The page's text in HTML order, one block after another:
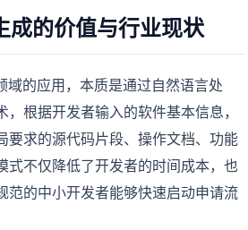
成的价值与行业现状
域的应用，本质是通过自然语言处
根据开发者输入的软件基本信息，
要求的源代码片段、操作文档、功能
式不仅降低了开发者的时间成本，也
范的中小开发者能够快速启动申请流